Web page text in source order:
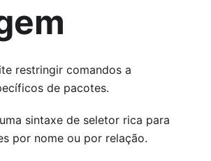
restringir comandos a
de pacotes.
sintaxe de seletor rica para
por nome ou por relação.